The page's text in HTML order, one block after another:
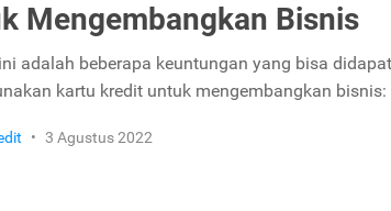
Mengembangkan Bisnis
adalah beberapa keuntungan yang bisa
kartu kredit untuk mengembangkan bisnis:
• 3 Agustus 2022